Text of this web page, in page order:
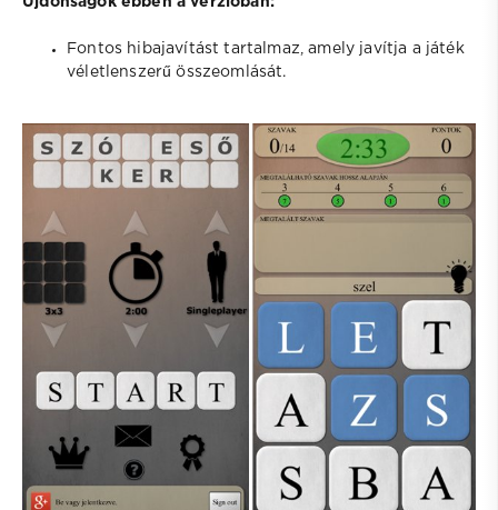
Fontos hibajavítást tartalmaz, amely javítja a játék
véletlenszerű összeomlását.